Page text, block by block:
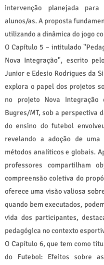
intervenção planejada
alunos/as. A proposta
utilizando a dinâmica do jogo
O Capítulo 5 – intitulado
Nova Integração", escrito
Junior e Edesio Rodrigues da
explora o papel dos projetos
no projeto Nova
Bugres/MT, sob a perspectiva
do ensino do futebol
revelando a adoção de uma
métodos analíticos e globais.
professores compartilham
compreensão coletiva do
oferece uma visão valiosa
quando bem executados,
vida dos participantes,
pedagógica no contexto
O Capítulo 6, que tem como
do Futebol: Efeitos sobre